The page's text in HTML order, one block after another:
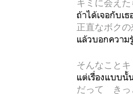
キミに会え
ถ้าได้เจอกับเ
正直なボク
แล้วบอกความ
そんなこと
แต่เรื่องแบบนั้
だって きっ